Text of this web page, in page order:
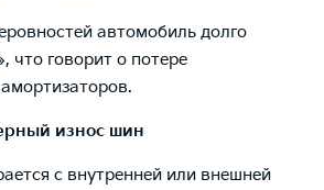
автомобиль долго
что говорит о потере
износ шин
с внутренней или внешней